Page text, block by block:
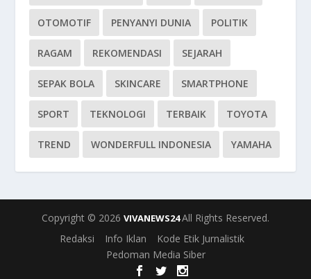
OTOMOTIF PENYANYI DUNIA POLITIK
RAGAM REKOMENDASI SEJARAH
SEPAK BOLA SKINCARE SMARTPHONE
SPORT TEKNOLOGI TERBAIK TOYOTA
TREND WONDERFULL INDONESIA YAMAHA
Copyright © 2026 VIVANEWS24All Rights Reserved.
Redaksi
Info Iklan
Kode Etik Jurnalistik
Pedoman Media Siber